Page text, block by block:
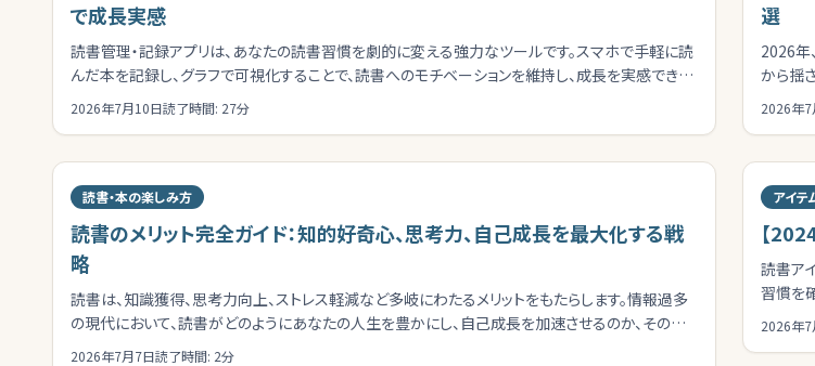
で成長実感
読書管理・記録アプリは、あなたの読書習慣を劇的に変える強力なツールです。スマホで手軽に読
んだ本を記録し、グラフで可視化することで、読書へのモチベーションを維持し、成長を実感できま
す。
2026年7月10日読了時間: 27分
選
2026年
から揺
2026年7
読書・本の楽しみ方
読書のメリット完全ガイド：知的好奇心、思考力、自己成長を最大化する戦
略
読書は、知識獲得、思考力向上、ストレス軽減など多岐にわたるメリットをもたらします。情報過多
の現代において、読書がどのようにあなたの人生を豊かにし、自己成長を加速させるのか、その真
髄に迫ります。
2026年7月7日読了時間: 2分
アイテ
【
読書ア
習慣を
ライフ
2026年7